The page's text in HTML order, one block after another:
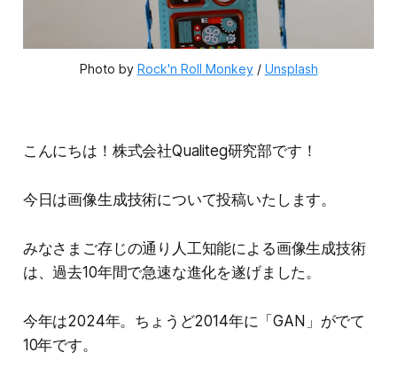
Photo by Rock'n Roll Monkey / Unsplash
こんにちは！株式会社Qualiteg研究部です！
今日は画像生成技術について投稿いたします。
みなさまご存じの通り人工知能による画像生成技術
は、過去10年間で急速な進化を遂げました。
今年は2024年。ちょうど2014年に「GAN」がでて
10年です。